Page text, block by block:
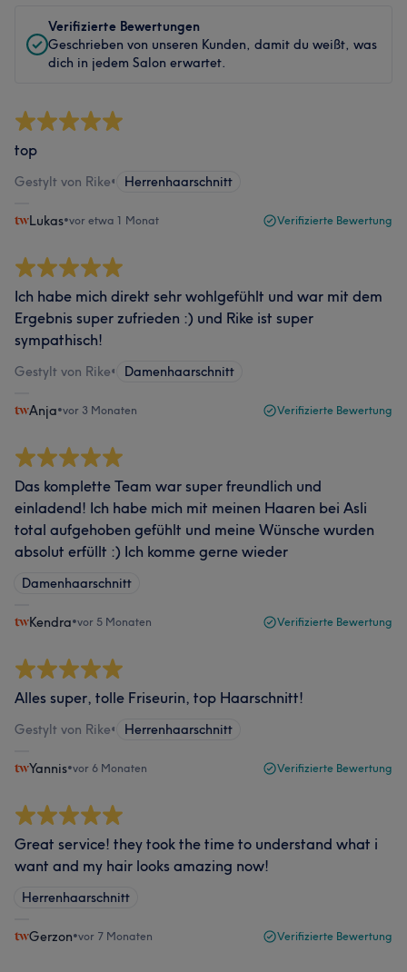
Verifizierte Bewertungen
Geschrieben von unseren Kunden, damit du weißt, was
dich in jedem Salon erwartet.
top
Gestylt von Rike• Herrenhaarschnitt
Lukas•vor etwa 1 Monat Verifizierte Bewertung
Ich habe mich direkt sehr wohlgefühlt und war mit dem
Ergebnis super zufrieden :) und Rike ist super
sympathisch!
Gestylt von Rike• Damenhaarschnitt
Anja•vor 3 Monaten Verifizierte Bewertung
Das komplette Team war super freundlich und
einladend! Ich habe mich mit meinen Haaren bei Asli
total aufgehoben gefühlt und meine Wünsche wurden
absolut erfüllt :) Ich komme gerne wieder
Damenhaarschnitt
Kendra•vor 5 Monaten Verifizierte Bewertung
Alles super, tolle Friseurin, top Haarschnitt!
Gestylt von Rike• Herrenhaarschnitt
Yannis•vor 6 Monaten Verifizierte Bewertung
Great service! they took the time to understand what i
want and my hair looks amazing now!
Herrenhaarschnitt
Gerzon•vor 7 Monaten Verifizierte Bewertung